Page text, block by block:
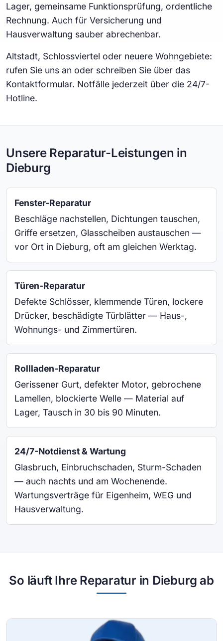
Lager, gemeinsame Funktionsprüfung, ordentliche
Rechnung. Auch für Versicherung und
Hausverwaltung sauber abrechenbar.
Altstadt, Schlossviertel oder neuere Wohngebiete:
rufen Sie uns an oder schreiben Sie über das
Kontaktformular. Notfälle jederzeit über die 24/7-
Hotline.
Unsere Reparatur-Leistungen in
Dieburg
Fenster-Reparatur
Beschläge nachstellen, Dichtungen tauschen,
Griffe ersetzen, Glasscheiben austauschen —
vor Ort in Dieburg, oft am gleichen Werktag.
Türen-Reparatur
Defekte Schlösser, klemmende Türen, lockere
Drücker, beschädigte Türblätter — Haus-,
Wohnungs- und Zimmertüren.
Rollladen-Reparatur
Gerissener Gurt, defekter Motor, gebrochene
Lamellen, blockierte Welle — Material auf
Lager, Tausch in 30 bis 90 Minuten.
24/7-Notdienst & Wartung
Glasbruch, Einbruchschaden, Sturm-Schaden
— auch nachts und am Wochenende.
Wartungsverträge für Eigenheim, WEG und
Hausverwaltung.
So läuft Ihre Reparatur in Dieburg ab